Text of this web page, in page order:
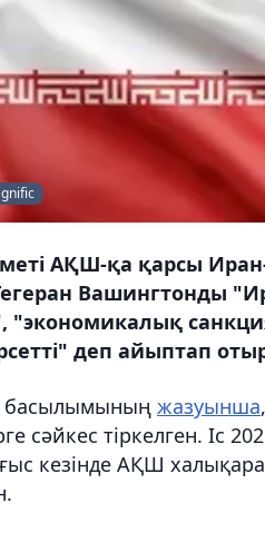
АҚШ-қа қарсы
Тегеран Вашингтонды
"экономикалық
деп айыптап
басылымының жазуынша
сәйкес тіркелген. Іс
кезінде АҚШ